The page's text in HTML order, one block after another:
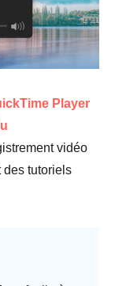
Player
vidéo
des tutoriels